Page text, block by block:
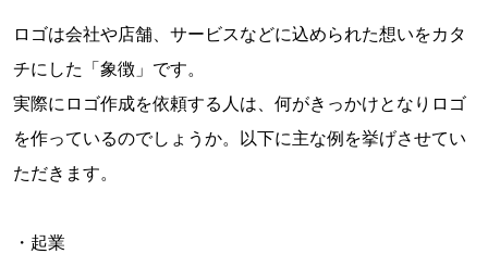
ロゴは会社や店舗、サービスなどに込められた想いをカタ
チにした「象徴」です。
実際にロゴ作成を依頼する人は、何がきっかけとなりロゴ
を作っているのでしょうか。以下に主な例を挙げさせてい
ただきます。
・起業